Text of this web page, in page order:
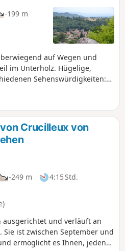
-199 m
auf Wegen und
im Unterholz. Hügelige,
Sehenswürdigkeiten:
kleine Kirche von Vermelle aus
Kapelle Petite Salette de
Crucilleux von
-249 m
4:15 Std.
ausgerichtet und verläuft an
ist zwischen September und
ermöglicht es Ihnen, jeden